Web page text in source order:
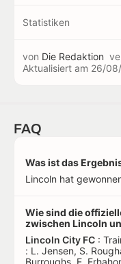
Statistiken
von Die Redaktion
Aktualisiert am 26/
FAQ
Was ist das
Lincoln hat
Wie sind die
zwischen Lincoln
Lincoln City FC :
: L. Jensen, S.
Burroughs, E.